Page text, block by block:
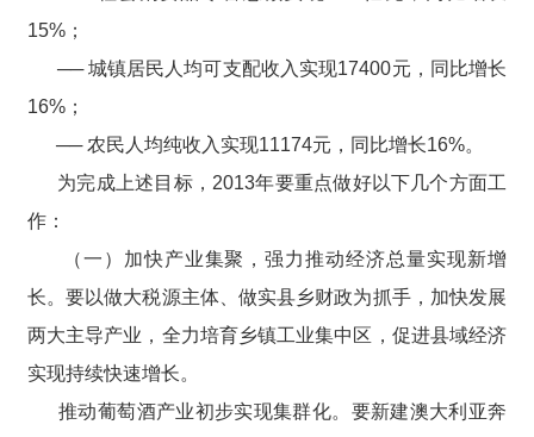
15%；
── 城镇居民人均可支配收入实现17400元，同比增长
16%；
── 农民人均纯收入实现11174元，同比增长16%。
为完成上述目标，2013年要重点做好以下几个方面工
作：
（一）加快产业集聚，强力推动经济总量实现新增
长。要以做大税源主体、做实县乡财政为抓手，加快发展
两大主导产业，全力培育乡镇工业集中区，促进县域经济
实现持续快速增长。
推动葡萄酒产业初步实现集群化。要新建澳大利亚奔